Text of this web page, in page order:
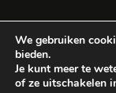
We gebruiken
bieden.
Je kunt meer te
of ze uitschakelen
© 2024 Brabantse